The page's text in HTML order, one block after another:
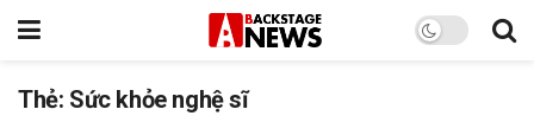
Thẻ: Sức khỏe nghệ sĩ